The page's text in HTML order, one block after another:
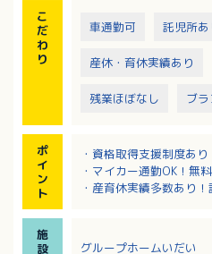
こ
だ
わ
り
車通勤可 託児所あ
産休・育休実績あり
残業ほぼなし ブ
ポ
イ
ン
ト
・資格取得支援制度あり
・マイカー通勤OK！無
・産育休実績多数あり
・複数の施設形態をも
施
設
グループホームいだい